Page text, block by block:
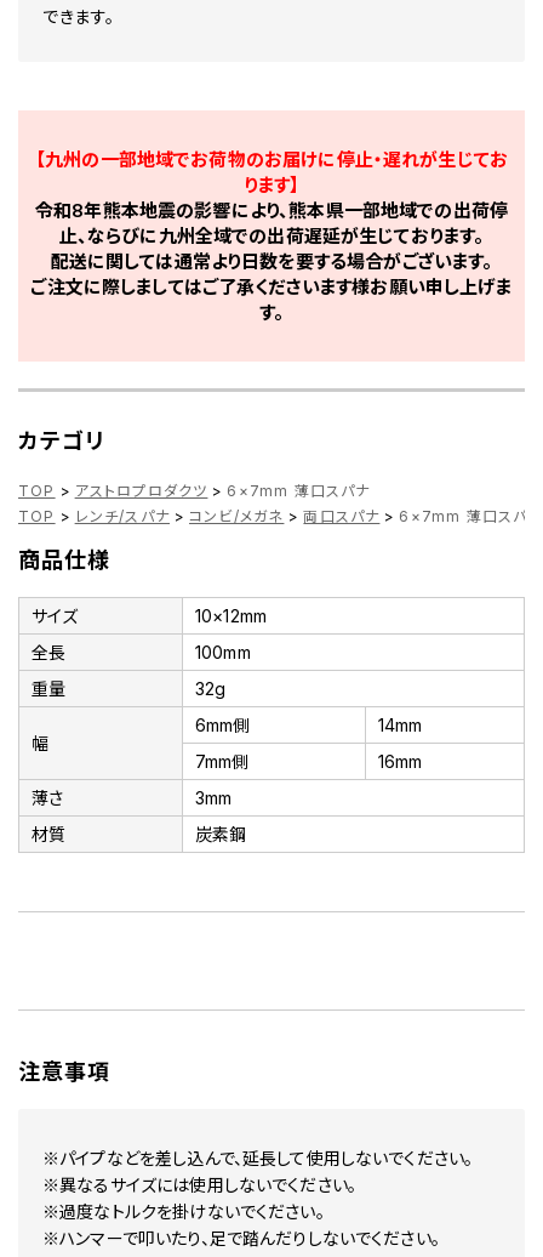
できます。
【九州の一部地域でお荷物のお届けに停止・遅れが生じてお
ります】
令和8年熊本地震の影響により、熊本県一部地域での出荷停
止、ならびに九州全域での出荷遅延が生じております。
配送に関しては通常より日数を要する場合がございます。
ご注文に際しましてはご了承くださいます様お願い申し上げま
す。
カテゴリ
TOP > アストロプロダクツ > 6×7mm 薄口スパナ
TOP > レンチ/スパナ > コンビ/メガネ > 両口スパナ > 6×7mm 薄口スパナ
商品仕様
サイズ
10×12mm
全長
100mm
重量
32g
幅
6mm側
14mm
7mm側
16mm
薄さ
3mm
材質
炭素鋼
注意事項
※パイプなどを差し込んで、延長して使用しないでください。
※異なるサイズには使用しないでください。
※過度なトルクを掛けないでください。
※ハンマーで叩いたり、足で踏んだりしないでください。